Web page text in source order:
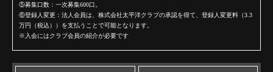
⑤募集口数：一次募集600口。
⑥登録人変更：法人会員は、株式会社太平洋クラブの承認を得て、登録人変更料（3.3
万円（税込））を支払うことで可能となります。
※ 入会にはクラブ会員の紹介が必要です